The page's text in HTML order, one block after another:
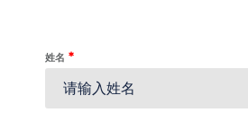
姓名 *